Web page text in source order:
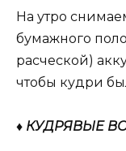
На утро
бумажного
расческой)
чтобы кудри
♦ КУДРЯВЫЕ